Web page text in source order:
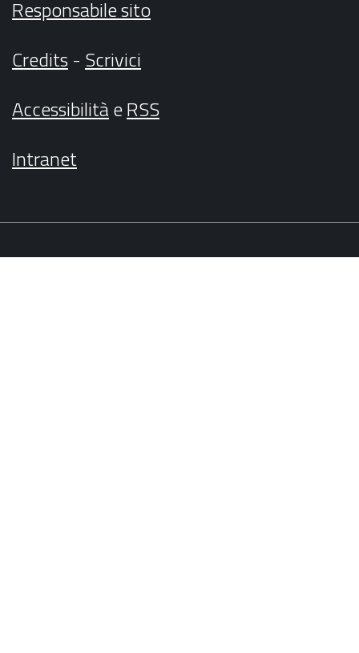
Responsabile sito
Credits- Scrivici
AccessibilitàeRSS
Intranet